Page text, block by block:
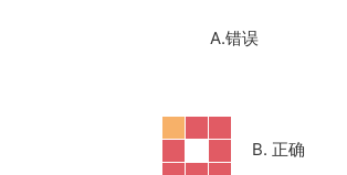
A.错误
B. 正确